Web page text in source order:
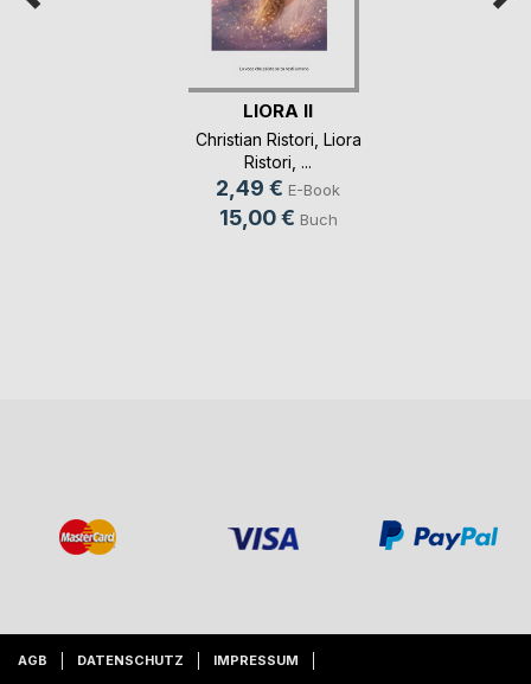
LIORA II
Christian Ristori Liora
Ristori , ...
2,49 € E-Book
15,00 € Buch
AGB DATENSCHUTZ IMPRESSUM